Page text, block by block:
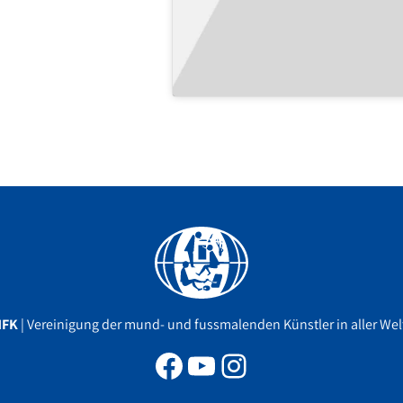
| Vereinigung der mund- und fussmalenden Künstler in aller
Facebook
YouTube
Instagram